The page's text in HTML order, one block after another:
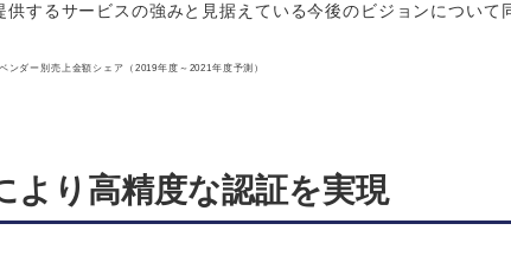
するサービスの強みと見据えている今後のビジョンについて
ダー別売上金額シェア（2019年度～2021年度予測）
より高精度な認証を実現